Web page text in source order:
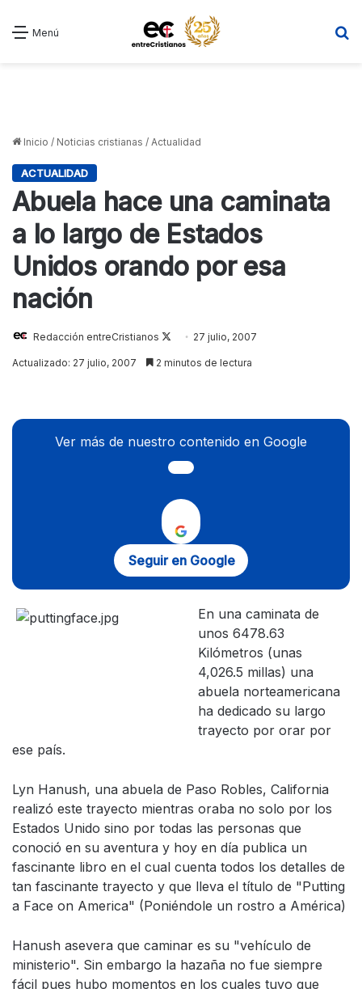
Menú
Inicio / Noticias cristianas / Actualidad
ACTUALIDAD
Abuela hace una caminata
a lo largo de Estados
Unidos orando por esa
nación
Redacción entreCristianos
Follow
on
27 julio, 2007
Actualizado: 27 julio, 2007 2 minutos de lectura
Ver más de nuestro contenido en Google
Seguir en Google
En una caminata de
unos 6478.63
Kilómetros (unas
4,026.5 millas) una
abuela norteamericana
ha dedicado su largo
trayecto por orar por
ese país.
Lyn Hanush, una abuela de Paso Robles, California
realizó este trayecto mientras oraba no solo por los
Estados Unido sino por todas las personas que
conoció en su aventura y hoy en día publica un
fascinante libro en el cual cuenta todos los detalles de
tan fascinante trayecto y que lleva el título de "Putting
a Face on America" (Poniéndole un rostro a América)
Hanush asevera que caminar es su "vehículo de
ministerio". Sin embargo la hazaña no fue siempre
fácil pues hubo momentos en los cuales tuvo que